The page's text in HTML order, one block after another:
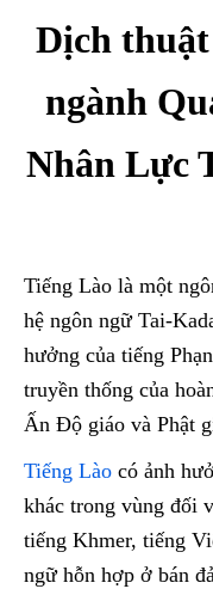
Dịch
ngành
Nhân Lực
Tiếng Lào là một
hệ ngôn ngữ Tai-
hưởng của tiếng
truyền thống của
Ấn Độ giáo và Phật
Tiếng Lào có ảnh
khác trong vùng đối
tiếng Khmer, tiếng
ngữ hỗn hợp ở bán